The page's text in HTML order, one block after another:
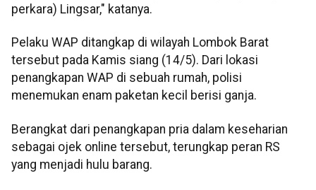
perkara) Lingsar," katanya.
Pelaku WAP ditangkap di wilayah Lombok Barat
tersebut pada Kamis siang (14/5). Dari lokasi
penangkapan WAP di sebuah rumah, polisi
menemukan enam paketan kecil berisi ganja.
Berangkat dari penangkapan pria dalam keseharian
sebagai ojek online tersebut, terungkap peran RS
yang menjadi hulu barang.